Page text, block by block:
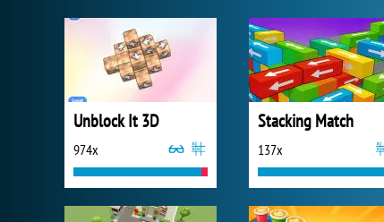
Unblock It 3D
974x
Stacking Match
137x